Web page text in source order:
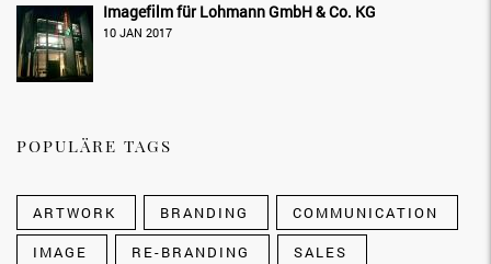
Imagefilm für Lohmann GmbH & Co. KG
10 JAN 2017
POPULÄRE TAGS
ARTWORK BRANDING
COMMUNICATION
IMAGE
RE-BRANDING
SALES